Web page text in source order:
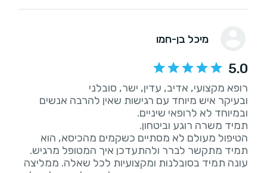
מיכל בן-חמו
5.0
ובעיקר איש מיוחד עם רגישות שאין להרבה אנשים
הטיפול מעולם לא מסתיים כשקמים מהכיסא, הוא
עונה תמיד בסובלנות ומקצועיות לכל שאלה. ממליצה